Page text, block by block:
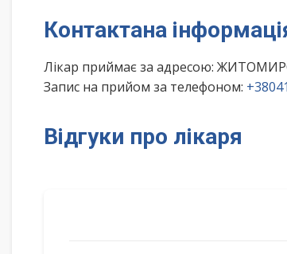
Контактана
Лікар приймає за адресою:
Запис на прийом за телефоном:
Відгуки про лікаря